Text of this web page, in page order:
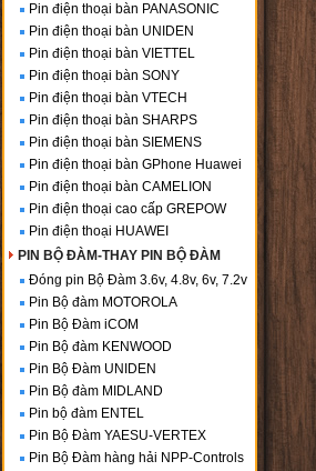
Pin điện thoại bàn PANASONIC
Pin điện thoại bàn UNIDEN
Pin điện thoại bàn VIETTEL
Pin điện thoại bàn SONY
Pin điện thoại bàn VTECH
Pin điện thoại bàn SHARPS
Pin điện thoại bàn SIEMENS
Pin điện thoại bàn GPhone Huawei
Pin điện thoại bàn CAMELION
Pin điện thoại cao cấp GREPOW
Pin điện thoại HUAWEI
PIN BỘ ĐÀM-THAY PIN BỘ ĐÀM
Đóng pin Bộ Đàm 3.6v, 4.8v, 6v, 7.2v
Pin Bộ đàm MOTOROLA
Pin Bộ Đàm iCOM
Pin Bộ đàm KENWOOD
Pin Bộ Đàm UNIDEN
Pin Bộ đàm MIDLAND
Pin bộ đàm ENTEL
Pin Bộ Đàm YAESU-VERTEX
Pin Bộ Đàm hàng hải NPP-Controls